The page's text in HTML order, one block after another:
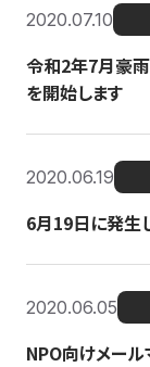
2020.07.10
令和2年7月豪雨
を開始します
2020.06.19
6月19日に発生
2020.06.05
NPO向けメー